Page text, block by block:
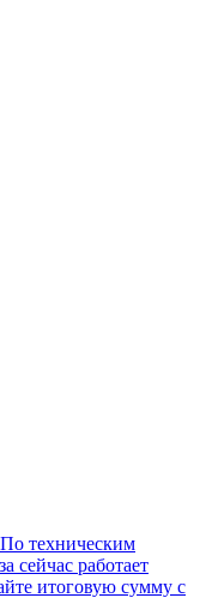
техническим
сейчас работает
итоговую сумму с